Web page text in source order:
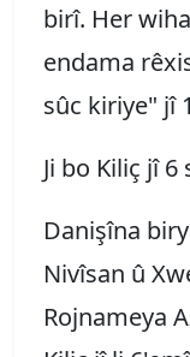
birî. Her
endama
sûc kiriye" jî
Ji bo Kiliç jî
Danişîna
Nivîsan û
Rojnameya